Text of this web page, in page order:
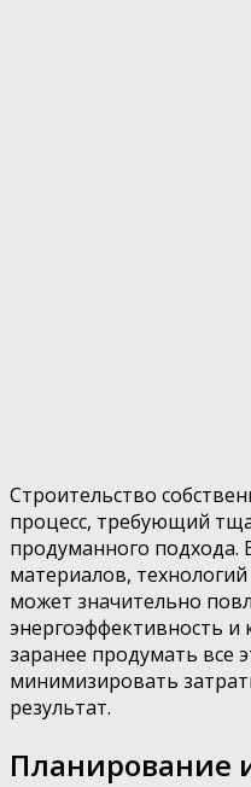
Строительство
процесс, требующий
продуманного
материалов,
может значительно
энергоэффективность
заранее продумать все
минимизировать
результат.
Планирование